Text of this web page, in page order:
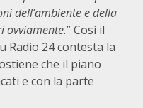
dell’ambiente e della
ovviamente.” Così il
Radio 24 contesta la
che il piano
e con la parte